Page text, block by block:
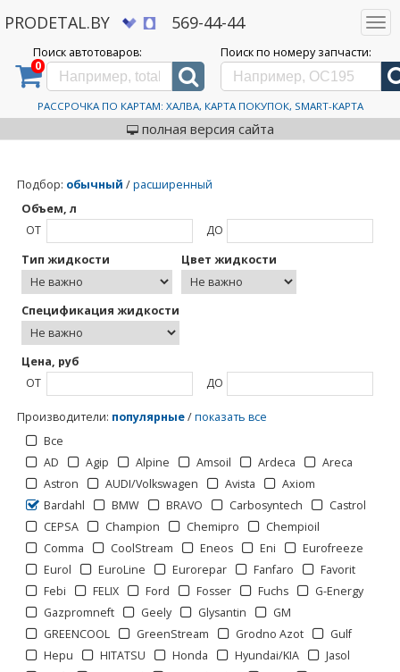
PRODETAL.BY 569-44-44
Поиск автотоваров:
0
Поиск по номеру запчасти:
РАССРОЧКА ПО КАРТАМ: ХАЛВА, КАРТА ПОКУПОК, SMART-КАРТА
полная версия сайта
Дискаунтер автозапчастей PRODETAL.BY > Каталог автотоваров > Bardahl
Bardahl
Подбор: обычный /расширенный
Объем, л
ОТ
ДО
Тип жидкости
Цвет жидкости
Спецификация жидкости
Цена, руб
ОТ
ДО
Производители: популярные/показать все
Все
AD
Agip Alpine Amsoil Ardeca
Areca
Astron
AUDI/Volkswagen Avista
Axiom
Bardahl
BMW BRAVO Carbosyntech
Castrol
CEPSA
Champion Chemipro
Chempioil
Comma
CoolStream Eneos Eni
Eurofreeze
Eurol
EuroLine Eurorepar Fanfaro
Favorit
Febi
FELIX Ford Fosser Fuchs
G-Energy
Gazpromneft
Geely Glysantin
GM
GREENCOOL
GreenStream Grodno Azot
Gulf
Hepu
HITATSU Honda Hyundai/KIA
Jasol